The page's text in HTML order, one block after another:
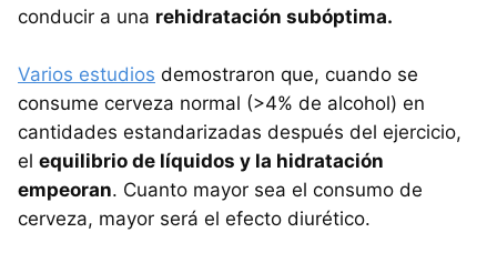
conducir a una rehidratación subóptima.
Varios estudios demostraron que, cuando se
consume cerveza normal (>4% de alcohol) en
cantidades estandarizadas después del ejercicio,
el equilibrio de líquidos y la hidratación
empeoran. Cuanto mayor sea el consumo de
cerveza, mayor será el efecto diurético.